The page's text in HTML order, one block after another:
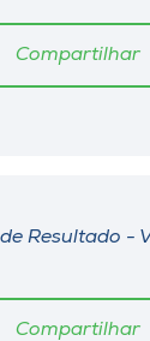
Compartilhar
Resultado -
Compartilhar